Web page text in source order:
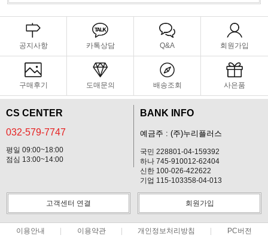
공지사항 카톡상담 Q&A 회원가입
구매후기 도매문의 배송조회 사은품
CS CENTER
032-579-7747
평일 09:00~18:00
점심 13:00~14:00
BANK INFO
예금주 : (주)누리플러스
국민 228801-04-159392
하나 745-910012-62404
신한 100-026-422622
기업 115-103358-04-013
고객센터 연결 회원가입
이용안내 이용약관 개인정보처리방침 PC버전